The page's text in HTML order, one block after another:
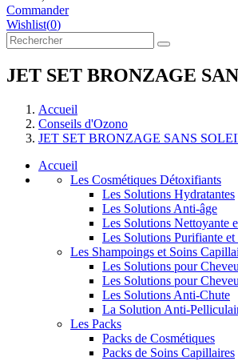
Commander
Wishlist(0)
JET SET BRONZAGE
Accueil
Conseils d'Ozono
JET SET BRONZAGE SANS
Accueil
Les Cosmétiques Détoxifiants
Les Solutions Hydratantes
Les Solutions Anti-âge
Les Solutions Nettoyante
Les Solutions Purifiante
Les Shampoings et Soins
Les Solutions pour
Les Solutions pour
Les Solutions Anti-Chute
La Solution Anti-
Les Packs
Packs de Cosmétiques
Packs de Soins Capillaires